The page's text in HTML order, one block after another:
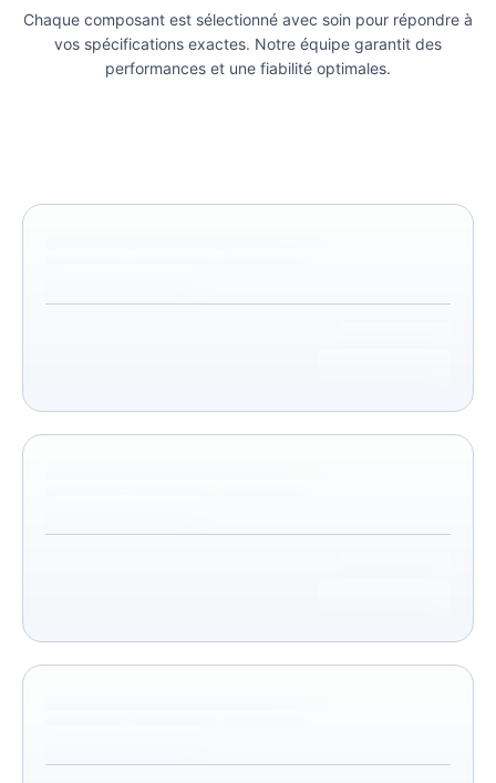
Chaque composant est sélectionné avec soin pour répondre à
vos spécifications exactes. Notre équipe garantit des
performances et une fiabilité optimales.